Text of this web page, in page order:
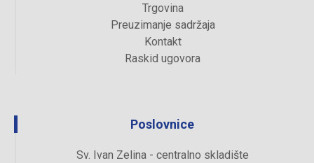
Trgovina
Preuzimanje sadržaja
Kontakt
Raskid ugovora
Poslovnice
Sv. Ivan Zelina - centralno skladište